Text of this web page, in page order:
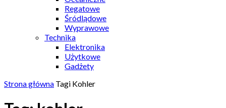
Regatowe
Śródlądowe
Wyprawowe
Technika
Elektronika
Użytkowe
Gadżety
Strona główna Tagi Kohler